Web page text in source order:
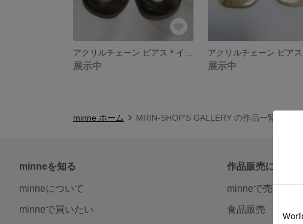
展示中 展示中
minne ホーム MRIN-SHOP'S GALLERY の作品一覧
minneを知る
minneについて
minneで買いたい
作品販売について
minneで売りたい
食品販売